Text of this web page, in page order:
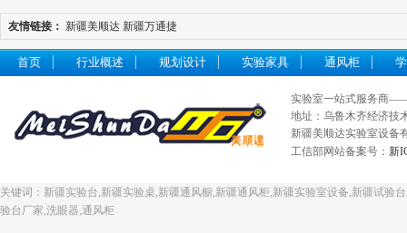
友情链接： 新疆美顺达 新疆万通捷
首页 行业概述 规划设计 实验家具 通风柜
实验室一站式服务商
地址：乌鲁木齐经济技
新疆美顺达实验室设备
工信部网站备案号： 新
关键词：新疆实验台,新疆实验桌,新疆通风橱,新疆通风柜,新疆实验室设备,新疆试验
验台厂家,洗眼器,通风柜